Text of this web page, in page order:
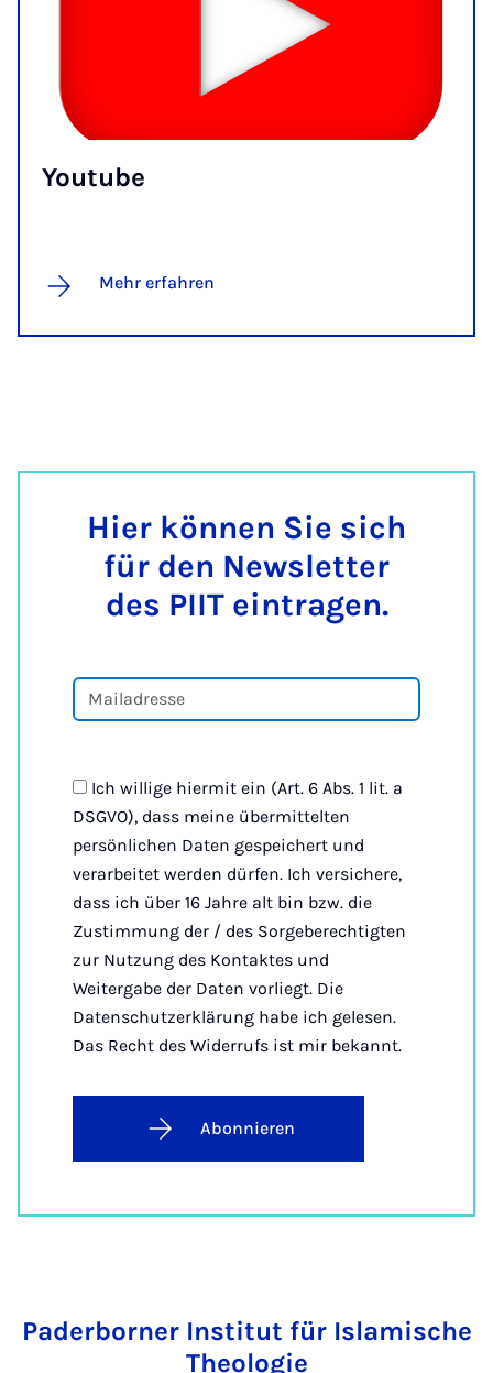
You­tube
Mehr erfahren
Hier kön­nen Sie sich
für den Newslet­ter
des PI­IT ein­tra­gen.
DSGVO), dass meine übermittelten
persönlichen Daten gespeichert und
verarbeitet werden dürfen. Ich versichere,
dass ich über 16 Jahre alt bin bzw. die
Zustimmung der / des Sorgeberechtigten
zur Nutzung des Kontaktes und
Weitergabe der Daten vorliegt. Die
Datenschutzerklärung habe ich gelesen.
Das Recht des Widerrufs ist mir bekannt.
Abonnieren
Paderborner Institut für Islamische
Theologie